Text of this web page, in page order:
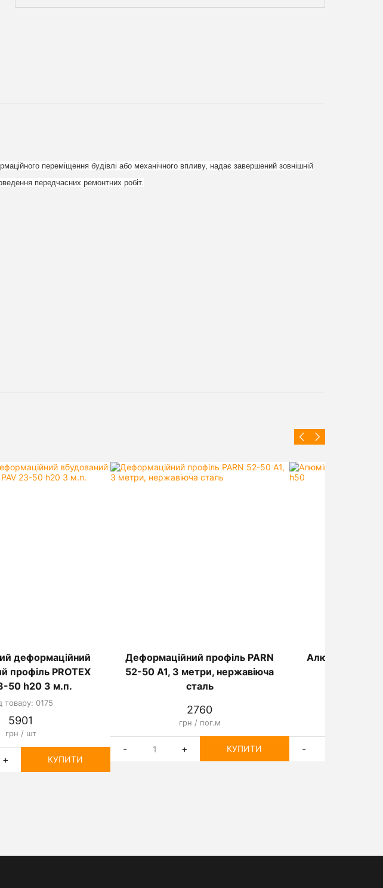
переміщення будівлі або механічного впливу, надає завершений зовнішній
передчасних ремонтних робіт.
деформаційний
профіль PROTEX
50 h20 3 м.п.
товару: 0175
5901
грн / шт
+ КУПИТИ
Деформаційний профіль PARN
52-50 А1, 3 метри, нержавіюча
сталь
2760
грн / пог.м
- + КУПИТИ
Алюмінієвий
-